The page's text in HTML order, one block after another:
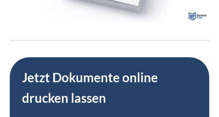
Jetzt Dokumente online
drucken lassen